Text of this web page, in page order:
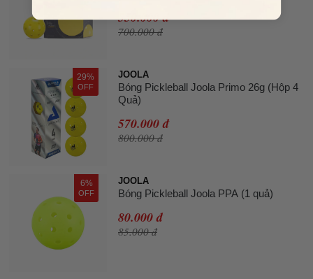
550.000 đ
700.000 đ
29%
OFF
JOOLA
Bóng Pickleball Joola Primo 26g (Hộp 4
Quả)
570.000 đ
800.000 đ
6%
OFF
JOOLA
Bóng Pickleball Joola PPA (1 quả)
80.000 đ
85.000 đ